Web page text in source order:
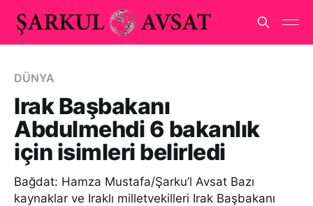
DÜNYA
Irak Başbakanı
Abdulmehdi 6 bakanlık
için isimleri belirledi
Bağdat: Hamza Mustafa/Şarku’l Avsat Bazı
kaynaklar ve Iraklı milletvekilleri Irak Başbakanı